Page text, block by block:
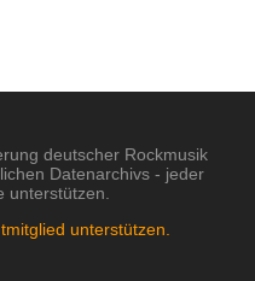
deutscher Rockmusik
Datenarchivs - jeder
unterstützen.
unterstützen.